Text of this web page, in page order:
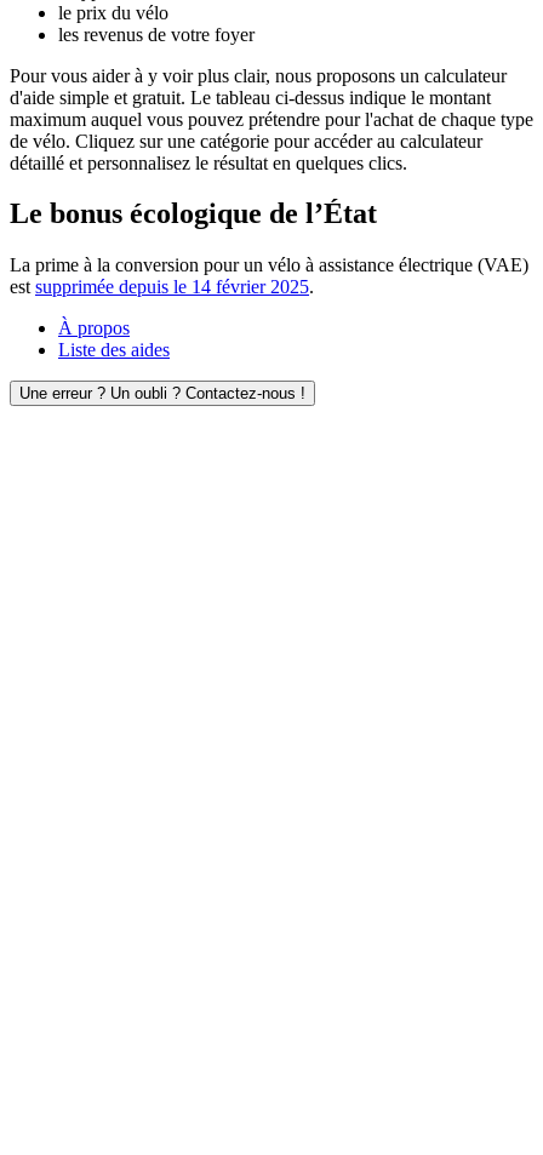
le prix du vélo
les revenus de votre foyer
Pour vous aider à y voir plus clair, nous proposons un calculateur
d'aide simple et gratuit. Le tableau ci-dessus indique le montant
maximum auquel vous pouvez prétendre pour l'achat de chaque type
de vélo. Cliquez sur une catégorie pour accéder au calculateur
détaillé et personnalisez le résultat en quelques clics.
Le bonus écologique de l’État
La prime à la conversion pour un vélo à assistance électrique (VAE)
est supprimée depuis le 14 février 2025.
À propos
Liste des aides
Une erreur ? Un oubli ? Contactez-nous !